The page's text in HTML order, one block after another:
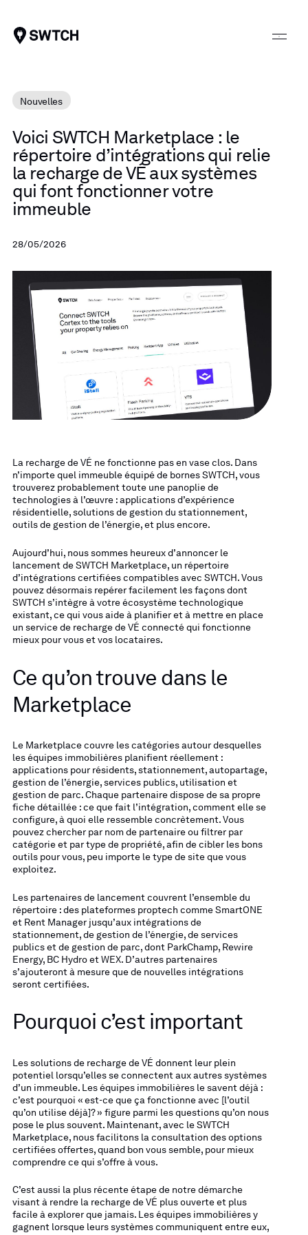
Nouvelles
Voici SWTCH Marketplace : le
répertoire d’intégrationsqui relie
larechargedeVÉauxsystèmes
qui fontfonctionnervotre
immeuble
28/05/2026
La recharge de VÉ ne fonctionne pas en vase clos. Dans
n’importe quel immeuble équipé de bornes SWTCH, vous
trouverez probablement toute une panoplie de
technologies à l’œuvre : applications d’expérience
résidentielle, solutions de gestion du stationnement,
outils de gestion de l’énergie, et plus encore.
Aujourd’hui, nous sommes heureux d’annoncer le
lancement de SWTCH Marketplace, un répertoire
d’intégrations certifiées compatibles avec SWTCH. Vous
pouvez désormais repérer facilement les façons dont
SWTCH s’intègre à votre écosystème technologique
existant, ce qui vous aide à planifier et à mettre en place
un service de recharge de VÉ connecté qui fonctionne
mieux pour vous et vos locataires.
Ce qu’on trouve dans le
Marketplace
Le Marketplace couvre les catégories autour desquelles
les équipes immobilières planifient réellement :
applications pour résidents, stationnement, autopartage,
gestion de l’énergie, services publics, utilisation et
gestion de parc. Chaque partenaire dispose de sa propre
fiche détaillée : ce que fait l’intégration, comment elle se
configure, à quoi elle ressemble concrètement. Vous
pouvez chercher par nom de partenaire ou filtrer par
catégorie et par type de propriété, afin de cibler les bons
outils pour vous, peu importe le type de site que vous
exploitez.
Les partenaires de lancement couvrent l’ensemble du
répertoire : des plateformes proptech comme SmartONE
et Rent Manager jusqu’aux intégrations de
stationnement, de gestion de l’énergie, de services
publics et de gestion de parc, dont ParkChamp, Rewire
Energy, BC Hydro et WEX. D’autres partenaires
s’ajouteront à mesure que de nouvelles intégrations
seront certifiées.
Pourquoi c’est important
Les solutions de recharge de VÉ donnent leur plein
potentiel lorsqu’elles se connectent aux autres systèmes
d’un immeuble. Les équipes immobilières le savent déjà :
c’est pourquoi « est-ce que ça fonctionne avec [l’outil
qu’on utilise déjà]? » figure parmi les questions qu’on nous
pose le plus souvent. Maintenant, avec le SWTCH
Marketplace, nous facilitons la consultation des options
certifiées offertes, quand bon vous semble, pour mieux
comprendre ce qui s’offre à vous.
C’est aussi la plus récente étape de notre démarche
visant à rendre la recharge de VÉ plus ouverte et plus
facile à explorer que jamais. Les équipes immobilières y
gagnent lorsque leurs systèmes communiquent entre eux,